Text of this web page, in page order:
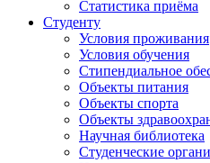
Статистика приёма
Студенту
Условия проживания
Условия обучения
Стипендиальное
Объекты питания
Объекты спорта
Объекты
Научная библиотека
Студенческие